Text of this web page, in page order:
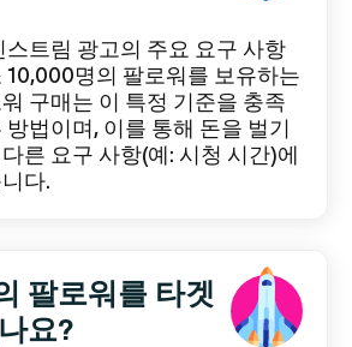
스트림 광고의 주요 요구 사항
10,000명의 팔로워를 보유하는
구매는 이 특정 기준을 충족
법이며, 이를 통해 돈을 벌기
른 요구 사항(예: 시청 시간)에
다.
팔로워를 타겟
요?